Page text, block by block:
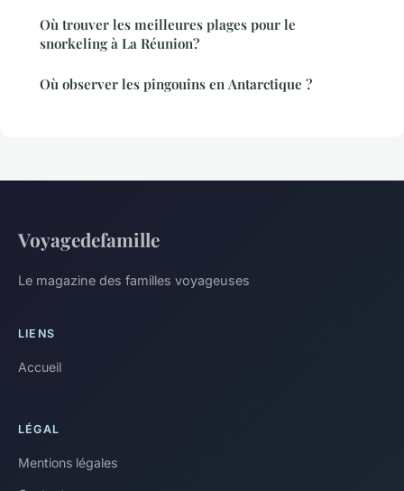
Où trouver les meilleures plages pour le
snorkeling à La Réunion?
Où observer les pingouins en Antarctique ?
Voyagedefamille
Le magazine des familles voyageuses
LIENS
Accueil
LÉGAL
Mentions légales